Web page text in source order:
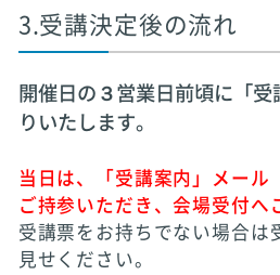
3.受講決定後の流れ
開催日の３営業日前頃に「
りいたします。
当日は、「受講案内」メール
ご持参いただき、会場受付へ
受講票をお持ちでない場合は
見せください。